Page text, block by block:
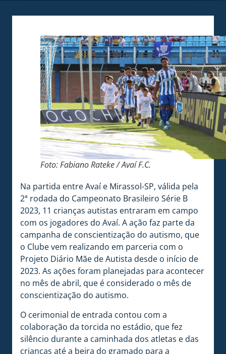
Foto: Fabiano Rateke / Avaí F.C.
Na partida entre Avaí e Mirassol-SP, válida pela
2ª rodada do Campeonato Brasileiro Série B
2023, 11 crianças autistas entraram em campo
com os jogadores do Avaí. A ação faz parte da
campanha de conscientização do autismo, que
o Clube vem realizando em parceria com o
Projeto Diário Mãe de Autista desde o início de
2023. As ações foram planejadas para acontecer
no mês de abril, que é considerado o mês de
conscientização do autismo.
O cerimonial de entrada contou com a
colaboração da torcida no estádio, que fez
silêncio durante a caminhada dos atletas e das
crianças até a beira do gramado para a